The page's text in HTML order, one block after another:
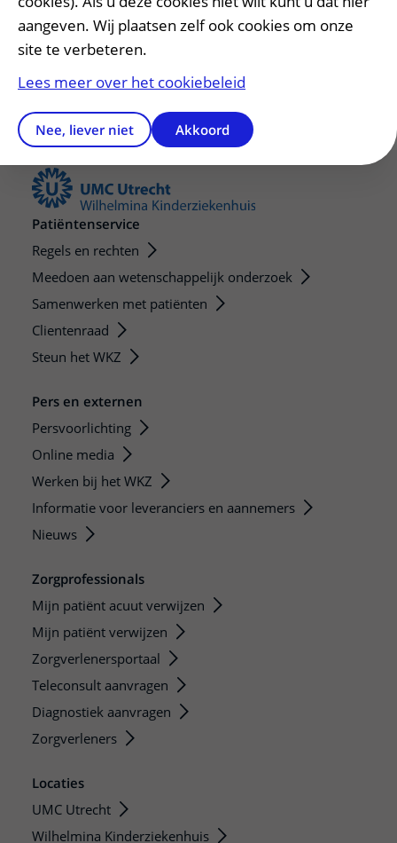
Ja
Nee
Patiëntenservice
Regels en rechten
Meedoen aan wetenschappelijk onderzoek
Samenwerken met patiënten
Clientenraad
Steun het WKZ
Pers en externen
Persvoorlichting
Online media
Werken bij het WKZ
Informatie voor leveranciers en aannemers
Nieuws
Zorgprofessionals
Mijn patiënt acuut verwijzen
Mijn patiënt verwijzen
Zorgverlenersportaal
Teleconsult aanvragen
Diagnostiek aanvragen
Zorgverleners
Locaties
UMC Utrecht
Wilhelmina Kinderziekenhuis
aangeven. Wij plaatsen zelf ook cookies om onze
site te verbeteren.
Lees meer over het cookiebeleid
Nee, liever niet Akkoord